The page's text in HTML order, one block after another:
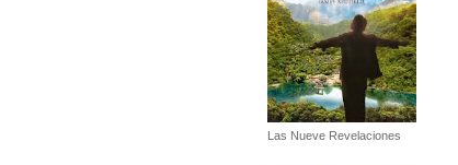
Las Nueve Revelaciones